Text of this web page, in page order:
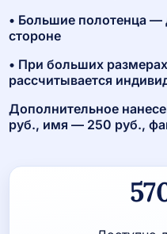
• Большие полотенца
стороне
• При больших
рассчитывается
Дополнительное
руб., имя ― 250 руб.,